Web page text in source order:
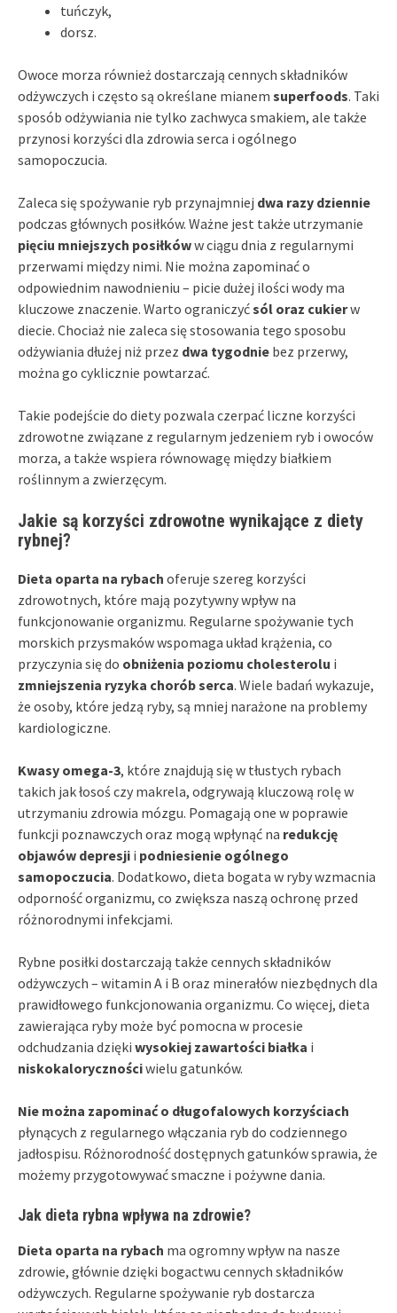
tuńczyk,
dorsz.
Owoce morza również dostarczają cennych składników
odżywczych i często są określane mianem superfoods. Taki
sposób odżywiania nie tylko zachwyca smakiem, ale także
przynosi korzyści dla zdrowia serca i ogólnego
samopoczucia.
Zaleca się spożywanie ryb przynajmniej dwa razy dziennie
podczas głównych posiłków. Ważne jest także utrzymanie
pięciu mniejszych posiłkóww ciągu dnia z regularnymi
przerwami między nimi. Nie można zapominać o
odpowiednim nawodnieniu – picie dużej ilości wody ma
kluczowe znaczenie. Warto ograniczyćsól oraz cukierw
diecie. Chociaż nie zaleca się stosowania tego sposobu
odżywiania dłużej niż przez dwa tygodnie bez przerwy,
można go cyklicznie powtarzać.
Takie podejście do diety pozwala czerpać liczne korzyści
zdrowotne związane z regularnym jedzeniem ryb i owoców
morza, a także wspiera równowagę między białkiem
roślinnym a zwierzęcym.
Jakie są korzyści zdrowotne wynikające z diety
rybnej?
Dieta oparta na rybach oferuje szereg korzyści
zdrowotnych, które mają pozytywny wpływ na
funkcjonowanie organizmu. Regularne spożywanie tych
morskich przysmaków wspomaga układ krążenia, co
przyczynia się do obniżenia poziomu cholesterolu i
zmniejszenia ryzyka chorób serca. Wiele badań wykazuje,
że osoby, które jedzą ryby, są mniej narażone na problemy
kardiologiczne.
Kwasy omega-3, które znajdują się w tłustych rybach
takich jak łosoś czy makrela, odgrywają kluczową rolę w
utrzymaniu zdrowia mózgu. Pomagają one w poprawie
funkcji poznawczych oraz mogą wpłynąć na redukcję
objawów depresji i podniesienie ogólnego
samopoczucia. Dodatkowo, dieta bogata w ryby wzmacnia
odporność organizmu, co zwiększa naszą ochronę przed
różnorodnymi infekcjami.
Rybne posiłki dostarczają także cennych składników
odżywczych – witamin A i B oraz minerałów niezbędnych dla
prawidłowego funkcjonowania organizmu. Co więcej, dieta
zawierająca ryby może być pomocna w procesie
odchudzania dzięki wysokiej zawartości białka i
niskokalorycznościwielu gatunków.
Nie można zapominać o długofalowych korzyściach
płynących z regularnego włączania ryb do codziennego
jadłospisu. Różnorodność dostępnych gatunków sprawia, że
możemy przygotowywać smaczne i pożywne dania.
Jak dieta rybna wpływa na zdrowie?
Dieta oparta na rybach ma ogromny wpływ na nasze
zdrowie, głównie dzięki bogactwu cennych składników
odżywczych. Regularne spożywanie ryb dostarcza